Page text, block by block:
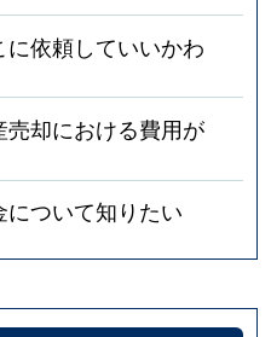
依頼していいかわ
却における費用が
ついて知りたい